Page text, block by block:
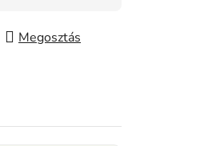
Megosztás